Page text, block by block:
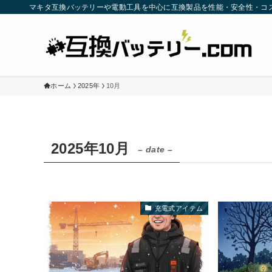
マキタ互換バッテリーや電動工具を中心に互換製品を性能・安全性・
ホーム 2025年 10月
2025年10月 – date –
充電式アイテム